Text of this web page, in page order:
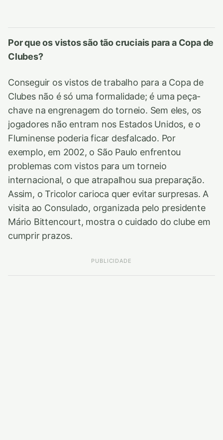
Por que os vistos são tão cruciais para a Copa de
Clubes?
Conseguir os vistos de trabalho para a Copa de
Clubes não é só uma formalidade; é uma peça-
chave na engrenagem do torneio. Sem eles, os
jogadores não entram nos Estados Unidos, e o
Fluminense poderia ficar desfalcado. Por
exemplo, em 2002, o São Paulo enfrentou
problemas com vistos para um torneio
internacional, o que atrapalhou sua preparação.
Assim, o Tricolor carioca quer evitar surpresas. A
visita ao Consulado, organizada pelo presidente
Mário Bittencourt, mostra o cuidado do clube em
cumprir prazos.
PUBLICIDADE